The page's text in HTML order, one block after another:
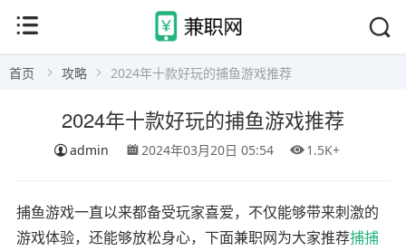
首页 攻略 2024年十款好玩的捕鱼游戏推荐
2024年十款好玩的捕鱼游戏推荐
admin 2024年03月20日 05:54 1.5K+
捕鱼游戏一直以来都备受玩家喜爱，不仅能够带来刺激的
游戏体验，还能够放松身心，下面兼职网为大家推荐捕捕